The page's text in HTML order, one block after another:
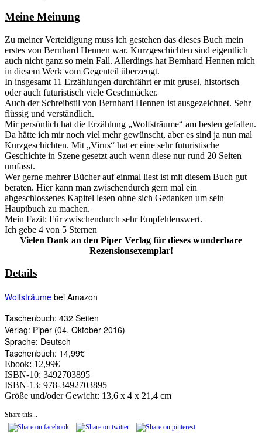
Meine Meinung
Zu meiner Verteidigung muss ich gestehen das dieses Buch mein
erstes von Bernhard Hennen war. Kurzgeschichten sind eigentlich
auch nicht ganz so mein Fall. Allerdings hat Bernhard Hennen mich
in diesem Werk vom Gegenteil überzeugt.
In insgesamt 11 Erzählungen durchfährt er mit grusel, historisch
oder auch futuristisch viele Geschmäcker.
Auch der Schreibstil von Bernhard Hennen ist ausgezeichnet. Sehr
flüssig und verständlich.
Mir persönlich hat die Erzählung „Wolfsträume“ am besten gefallen.
Da hätte ich mir noch viel mehr gewünscht, aber es sind ja nun mal
Kurzgeschichten. Mit „Virus“ hat er eine sehr futuristische
Geschichte in Szene gesetzt auch wenn diese nur rund 20 Seiten
umfasst.
Wer gerne mehrer Bücher auf einmal liest ist mit diesem Buch gut
beraten. Hier kann man zwischendurch gern mal ein
abgeschlossenes Kapitel lesen ohne sich Gedanken um sein
Hauptbuch zu machen.
Mein Fazit: Für zwischendurch sehr Empfehlenswert.
Ich gebe 4 von 5 Sternen
Vielen Dank an den Piper Verlag für dieses wunderbare
Rezensionsexemplar!
Details
Wolfsträume bei Amazon
Taschenbuch: 432 Seiten
Verlag: Piper (04. Oktober 2016)
Sprache: Deutsch
Taschenbuch: 14,99€
Ebook: 12,99€
ISBN-10: 3492703895
ISBN-13: 978-3492703895
Größe und/oder Gewicht: 13,6 x 4 x 21,4 cm
Share this...